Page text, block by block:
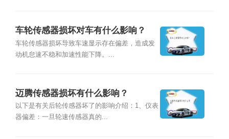
车轮传感器损坏对车有什么影响？
车轮传感器损坏导致车速显示存在偏差，造成发
动机怠速不稳和加速性能下降。...
迈腾传感器损坏有什么影响？
以下是有关后轮传感器坏了的影响介绍：1、仪表
器偏差：一旦轮速传感器真的...